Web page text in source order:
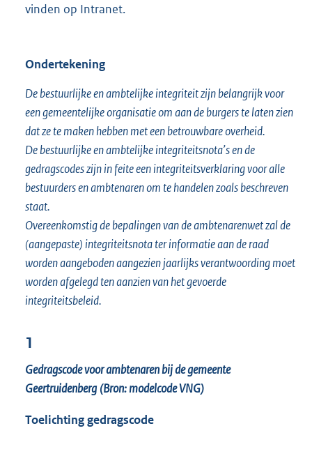
vinden op Intranet.
Ondertekening
De bestuurlijke en ambtelijke integriteit zijn belangrijk voor
een gemeentelijke organisatie om aan de burgers te laten zien
dat ze te maken hebben met een betrouwbare overheid.
De bestuurlijke en ambtelijke integriteitsnota’s en de
gedragscodes zijn in feite een integriteitsverklaring voor alle
bestuurders en ambtenaren om te handelen zoals beschreven
staat.
Overeenkomstig de bepalingen van de ambtenarenwet zal de
(aangepaste) integriteitsnota ter informatie aan de raad
worden aangeboden aangezien jaarlijks verantwoording moet
worden afgelegd ten aanzien van het gevoerde
integriteitsbeleid.
1
Gedragscode voor ambtenaren bij de gemeente
Geertruidenberg (Bron: modelcode VNG)
Toelichting gedragscode